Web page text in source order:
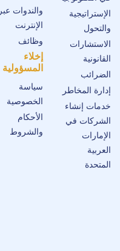
الإستراتيجية
والتحول
الاستشارات
القانونية
الضرائب
إدارة المخاطر
خدمات إنشاء
الشركات في
الإمارات
العربية
المتحدة
والندوات عبر
الإنترنت
وظائف
إخلاء
المسؤولية
سياسة
الخصوصية
الأحكام
والشروط